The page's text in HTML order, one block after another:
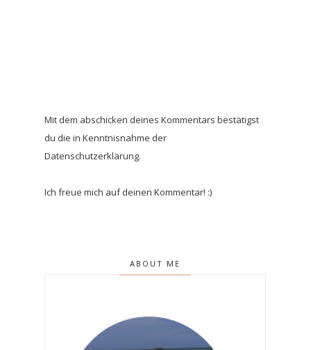
Mit dem abschicken deines Kommentars bestätigst
du die in Kenntnisnahme der
Datenschutzerklärung.
Ich freue mich auf deinen Kommentar! :)
ABOUT ME